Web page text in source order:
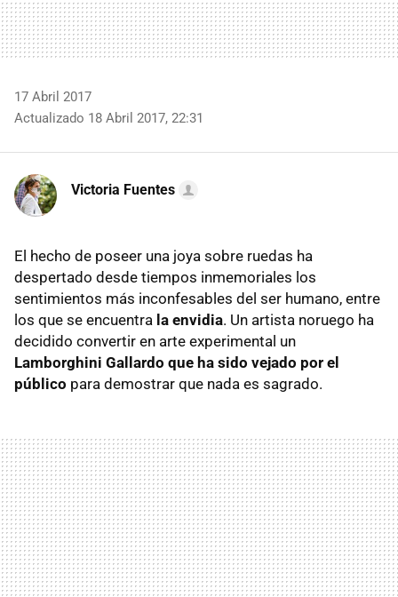
17 Abril 2017
Actualizado 18 Abril 2017, 22:31
Victoria Fuentes
El hecho de poseer una joya sobre ruedas ha
despertado desde tiempos inmemoriales los
sentimientos más inconfesables del ser humano, entre
los que se encuentra la envidia. Un artista noruego ha
decidido convertir en arte experimental un
Lamborghini Gallardo que ha sido vejado por el
público para demostrar que nada es sagrado.